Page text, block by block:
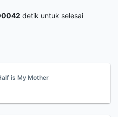
detik untuk selesai
is My Mother